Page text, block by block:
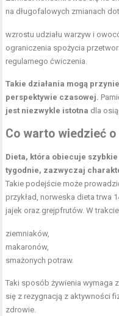
na długofalowych zmianach
wzrostu udziału warzyw i
ograniczenia spożycia
regularnego ćwiczenia.
Takie działania mogą
perspektywie czasowej.
jest niezwykle istotna dla
Co warto wiedzieć
Dieta, która obiecuje
tygodnie, zazwyczaj
Takie podejście może
przykład, norweska dieta trwa
jajek oraz grejpfrutów. W
ziemniaków,
makaronów,
smażonych potraw.
Taki sposób żywienia wymaga
się z rezygnacją z aktywności
zdrowie.